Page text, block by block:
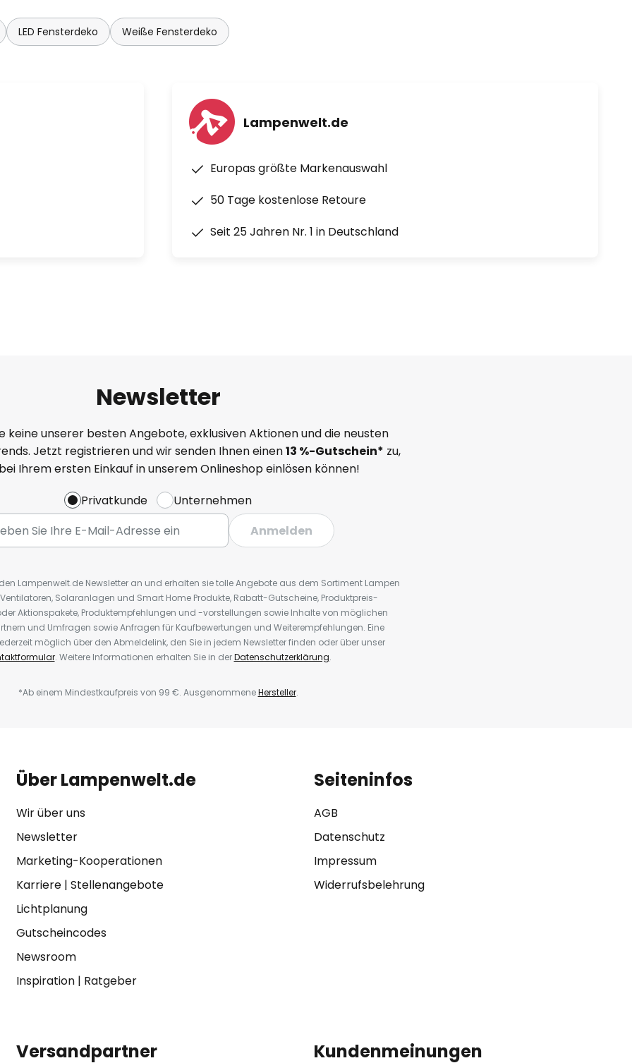
LED Fensterdeko Weiße Fensterdeko
Lampenwelt.de
Europas größte Markenauswahl
50 Tage kostenlose Retoure
Seit 25 Jahren Nr. 1 in Deutschland
Newsletter
keine unserer besten Angebote, exklusiven Aktionen und die neusten
Jetzt registrieren und wir senden Ihnen einen13 %-Gutschein* zu,
Ihrem ersten Einkauf in unserem Onlineshop einlösen können!
Privatkunde
Unternehmen
Anmelden
Lampenwelt.de Newsletter an und erhalten sie tolle Angebote aus dem Sortiment Lampen
Solaranlagen und Smart Home Produkte, Rabatt-Gutscheine, Produktpreis-
Aktionspakete, Produktempfehlungen und -vorstellungen sowie Inhalte von möglichen
und Umfragen sowie Anfragen für Kaufbewertungen und Weiterempfehlungen. Eine
möglich über den Abmeldelink, den Sie in jedem Newsletter finden oder über unser
. Weitere Informationen erhalten Sie in derDatenschutzerklärung.
*Ab einem Mindestkaufpreis von 99 €. AusgenommeneHersteller.
Über Lampenwelt.de
Wir über uns
Newsletter
Marketing-Kooperationen
Karriere| Stellenangebote
Lichtplanung
Gutscheincodes
Newsroom
Inspiration| Ratgeber
Seiteninfos
AGB
Datenschutz
Impressum
Widerrufsbelehrung
Versandpartner Kundenmeinungen